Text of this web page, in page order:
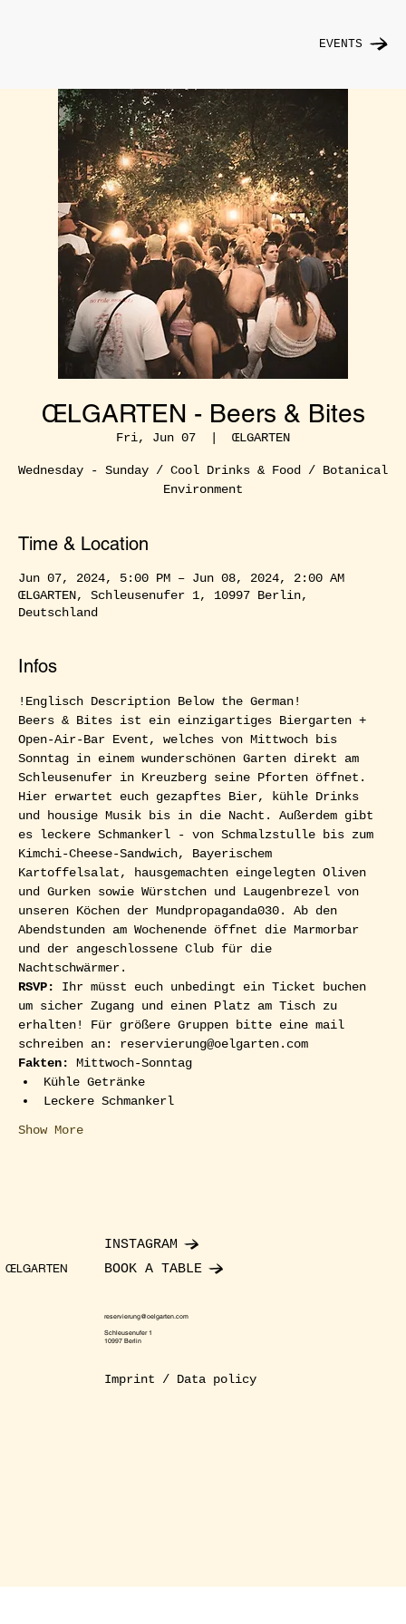
EVENTS
ŒLGARTEN - Beers & Bites
Fri, Jun 07
  |
ŒLGARTEN
Wednesday - Sunday / Cool Drinks & Food / Botanical
Environment
Time & Location
Jun 07, 2024, 5:00 PM – Jun 08, 2024, 2:00 AM
ŒLGARTEN, Schleusenufer 1, 10997 Berlin,
Deutschland
Infos
!Englisch Description Below the German!
Beers & Bites ist ein einzigartiges Biergarten +
Open-Air-Bar Event, welches von Mittwoch bis
Sonntag in einem wunderschönen Garten direkt am
Schleusenufer in Kreuzberg seine Pforten öffnet.
Hier erwartet euch gezapftes Bier, kühle Drinks
und housige Musik bis in die Nacht. Außerdem gibt
es leckere Schmankerl - von Schmalzstulle bis zum
Kimchi-Cheese-Sandwich, Bayerischem
Kartoffelsalat, hausgemachten eingelegten Oliven
und Gurken sowie Würstchen und Laugenbrezel von
unseren Köchen der Mundpropaganda030. Ab den
Abendstunden am Wochenende öffnet die Marmorbar
und der angeschlossene Club für die
Nachtschwärmer.
RSVP: Ihr müsst euch unbedingt ein Ticket buchen
um sicher Zugang und einen Platz am Tisch zu
erhalten! Für größere Gruppen bitte eine mail
schreiben an: reservierung@oelgarten.com
Fakten:
Mittwoch-Sonntag
Kühle Getränke
Leckere Schmankerl
Show More
ŒLGARTEN
INSTAGRAM
BOOK A TABLE
reservierung@oelgarten.com
Schleusenufer 1
10997 Berlin
Imprint / Data policy